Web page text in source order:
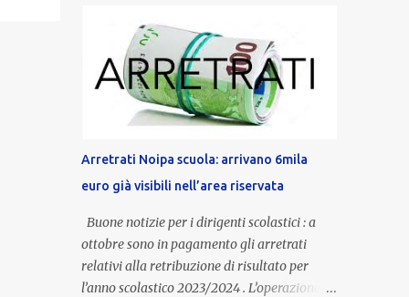
un’anzianità compresa tra 9 e 20 anni
potranno raggiungere fino a 1.002 euro lordi
annui. Il nuovo contratto provinciale
introduce inoltre un congedo speciale
dedicato alle donne vittime di violenza di
genere, in linea con la normativa nazionale e
con l’obiettivo di offrire maggiore tutela e
supporto in situazioni delicate. L’indennità
provinciale per i docenti è un unicum in
Italia: si tratta di una misura esclusiva della
Provincia autonoma di Bolzano, che integra
in maniera stabile lo stipendio nazionale
Arretrati Noipa scuola: arrivano 6mila
euro già visibili nell’area riservata
Buone notizie per i dirigenti scolastici : a
ottobre sono in pagamento gli arretrati
relativi alla retribuzione di risultato per
l’anno scolastico 2023/2024 . L’operazione,